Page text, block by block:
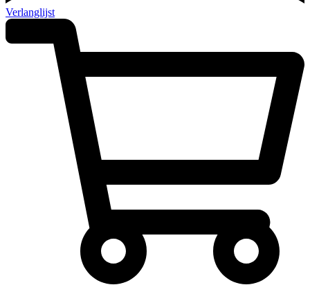
Verlanglijst